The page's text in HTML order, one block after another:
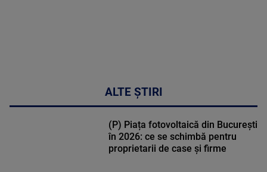
ALTE ȘTIRI
(P) Piața fotovoltaică din București
în 2026: ce se schimbă pentru
proprietarii de case și firme